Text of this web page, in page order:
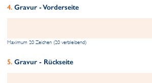
Gravur - Vorderseite
Maximum 20 Zeichen (20 verbleibend)
Gravur - Rückseite